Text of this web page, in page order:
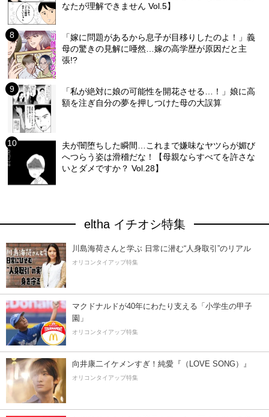
なたが理解できません Vol.5】
「嫁に問題があるから息子が目移りしたのよ！」義
母の驚きの見解に唖然…嫁の高学歴が原因だと主
張!?
「私が絶対に娘の可能性を開花させる…！」娘に高
額を注ぎ自分の夢を押しつけた母の大誤算
夫が闇堕ちした瞬間…これまで嫌味なヤツらが媚び
へつらう姿は滑稽だな！【母親ならすべてを許さな
いとダメですか？ Vol.28】
eltha イチオシ特集
川島海荷さんと学ぶ 日常に潜む“人身取引”のリアル
オリコンタイアップ特集
マクドナルドが40年にわたり支える「小学生の甲子
園」
オリコンタイアップ特集
向井康二イケメンすぎ！純愛『（LOVE SONG）』
オリコンタイアップ特集